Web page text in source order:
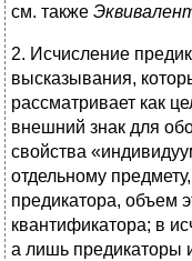
см. также
2. Исчисление
высказывания,
рассматривает как
внешний знак для
свойства
отдельному
предикатора, объем
квантификатора; в
а лишь предикаторы